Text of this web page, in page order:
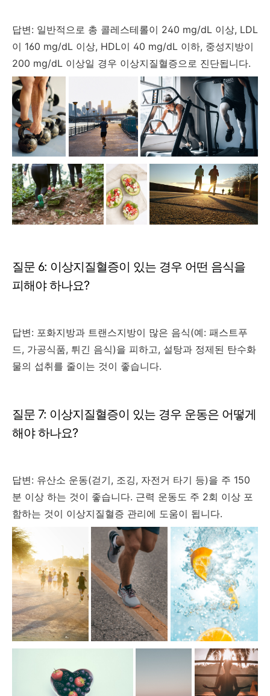
답변: 일반적으로 총 콜레스테롤이 240 mg/dL 이상, LDL
이 160 mg/dL 이상, HDL이 40 mg/dL 이하, 중성지방이
200 mg/dL 이상일 경우 이상지질혈증으로 진단됩니다.
질문 6: 이상지질혈증이 있는 경우 어떤 음식을
피해야 하나요?
답변: 포화지방과 트랜스지방이 많은 음식(예: 패스트푸
드, 가공식품, 튀긴 음식)을 피하고, 설탕과 정제된 탄수화
물의 섭취를 줄이는 것이 좋습니다.
질문 7: 이상지질혈증이 있는 경우 운동은 어떻게
해야 하나요?
답변: 유산소 운동(걷기, 조깅, 자전거 타기 등)을 주 150
분 이상 하는 것이 좋습니다. 근력 운동도 주 2회 이상 포
함하는 것이 이상지질혈증 관리에 도움이 됩니다.